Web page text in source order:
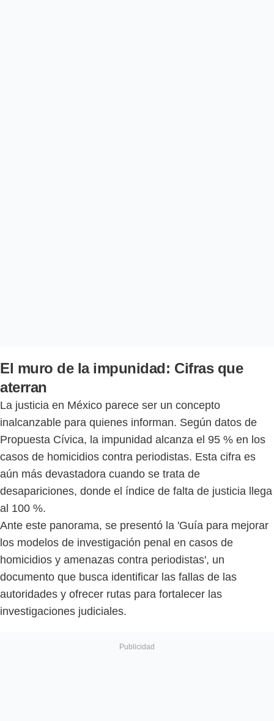
El muro de la impunidad: Cifras que
aterran
La justicia en México parece ser un concepto
inalcanzable para quienes informan. Según datos de
Propuesta Cívica, la impunidad alcanza el 95 % en los
casos de homicidios contra periodistas. Esta cifra es
aún más devastadora cuando se trata de
desapariciones, donde el índice de falta de justicia llega
al 100 %.
Ante este panorama, se presentó la 'Guía para mejorar
los modelos de investigación penal en casos de
homicidios y amenazas contra periodistas', un
documento que busca identificar las fallas de las
autoridades y ofrecer rutas para fortalecer las
investigaciones judiciales.